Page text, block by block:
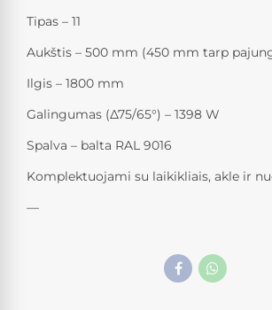
Tipas – 11
Aukštis – 500 mm (450 mm tarp
Ilgis – 1800 mm
Galingumas (Δ75/65°) – 1398 W
Spalva – balta RAL 9016
Komplektuojami su laikikliais, akle ir
—